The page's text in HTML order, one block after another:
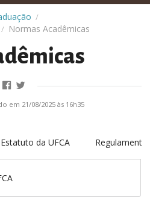
/
/ Normas Acadêmicas
em 21/08/2025 às 16h35
Estatuto da UFCA